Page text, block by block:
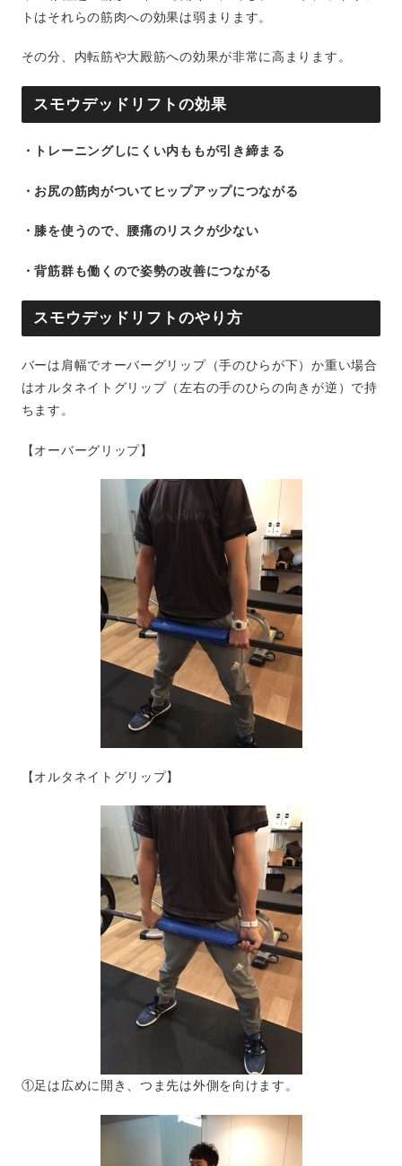
トはそれらの筋肉への効果は弱まります。
その分、内転筋や大殿筋への効果が非常に高まります。
スモウデッドリフトの効果
・トレーニングしにくい内ももが引き締まる
・お尻の筋肉がついてヒップアップにつながる
・膝を使うので、腰痛のリスクが少ない
・背筋群も働くので姿勢の改善につながる
スモウデッドリフトのやり方
バーは肩幅でオーバーグリップ（手のひらが下）か重い場合
はオルタネイトグリップ（左右の手のひらの向きが逆）で持
ちます。
【オーバーグリップ】
【オルタネイトグリップ】
①足は広めに開き、つま先は外側を向けます。